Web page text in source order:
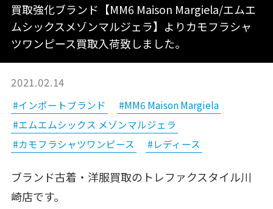
買取強化ブランド【MM6 Maison Margiela/エムエ
ムシックスメゾンマルジェラ】よりカモフラシャ
ツワンピース買取入荷致しました。
2021.02.14
#インポートブランド
#MM6 Maison Margiela
#エムエムシックス メゾンマルジェラ
#カモフラシャツワンピース
#レディース
ブランド古着・洋服買取のトレファクスタイル川
崎店です。